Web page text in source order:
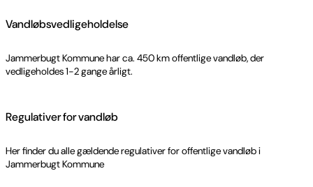
Vandløbsvedligeholdelse
Jammerbugt Kommune har ca. 450 km offentlige vandløb, der
vedligeholdes 1-2 gange årligt.
Regulativer for vandløb
Her finder du alle gældende regulativer for offentlige vandløb i
Jammerbugt Kommune